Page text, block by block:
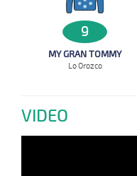
9
MY GRAN TOMMY
Lo Orozco
VIDEO